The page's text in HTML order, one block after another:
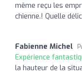
même reçu les
chienne.! Quelle
Fabienne Michel
Expérience
la hauteur de la